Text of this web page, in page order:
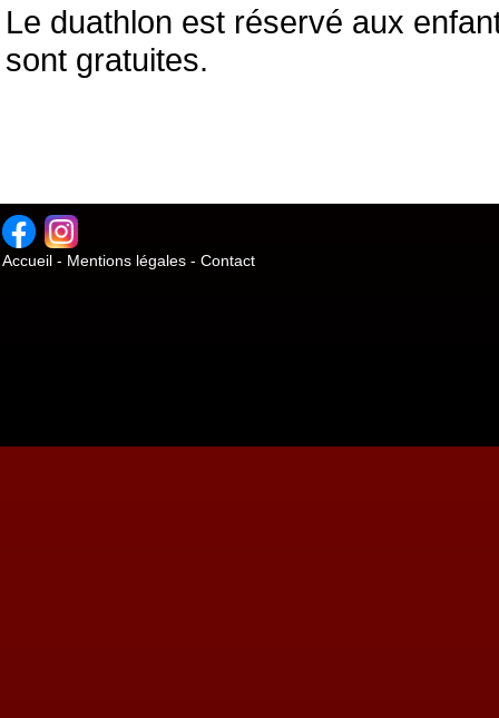
Le duathlon est réservé aux
sont gratuites.
Accueil - Mentions légales - Contact